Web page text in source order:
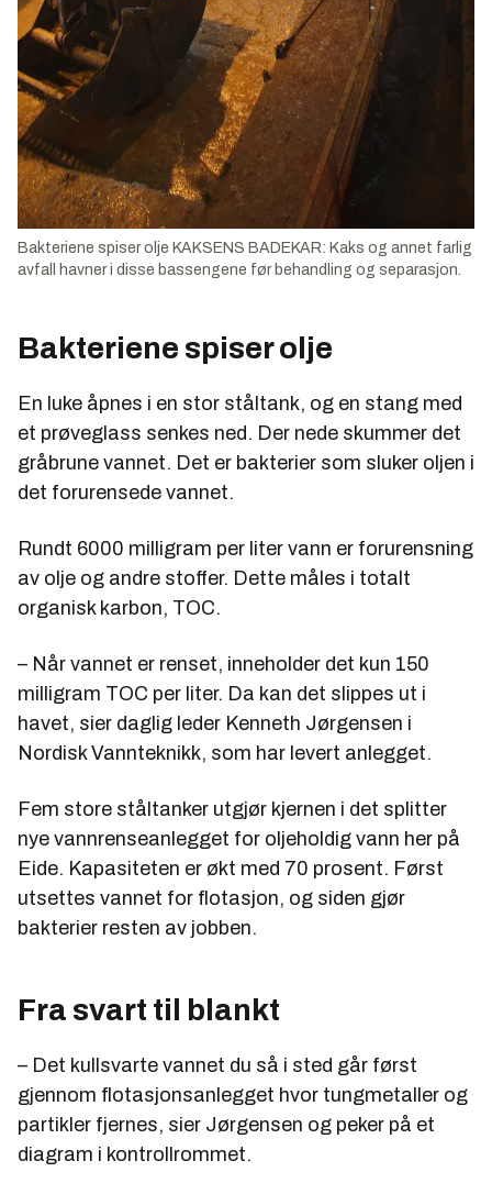
Bakteriene spiser olje KAKSENS BADEKAR: Kaks og annet farlig
avfall havner i disse bassengene før behandling og separasjon.
Bakteriene spiser olje
En luke åpnes i en stor ståltank, og en stang med
et prøveglass senkes ned. Der nede skummer det
gråbrune vannet. Det er bakterier som sluker oljen i
det forurensede vannet.
Rundt 6000 milligram per liter vann er forurensning
av olje og andre stoffer. Dette måles i totalt
organisk karbon, TOC.
– Når vannet er renset, inneholder det kun 150
milligram TOC per liter. Da kan det slippes ut i
havet, sier daglig leder Kenneth Jørgensen i
Nordisk Vannteknikk, som har levert anlegget.
Fem store ståltanker utgjør kjernen i det splitter
nye vannrenseanlegget for oljeholdig vann her på
Eide. Kapasiteten er økt med 70 prosent. Først
utsettes vannet for flotasjon, og siden gjør
bakterier resten av jobben.
Fra svart til blankt
– Det kullsvarte vannet du så i sted går først
gjennom flotasjonsanlegget hvor tungmetaller og
partikler fjernes, sier Jørgensen og peker på et
diagram i kontrollrommet.